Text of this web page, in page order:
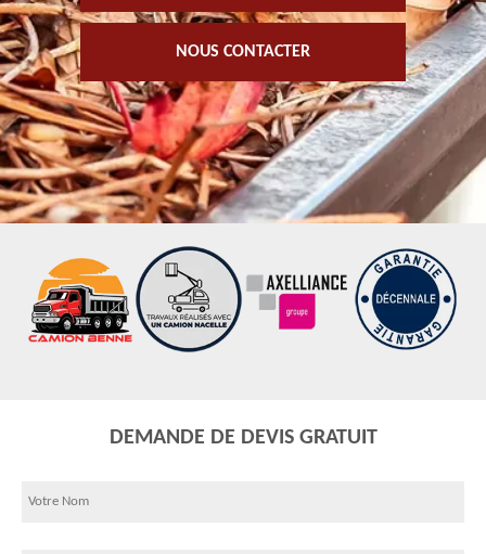
NOUS CONTACTER
DEMANDE DE DEVIS GRATUIT